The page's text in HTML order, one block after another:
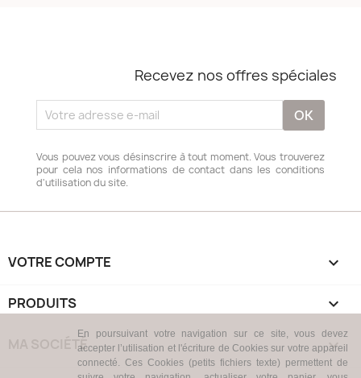
Recevez nos offres spéciales
Vous pouvez vous désinscrire à tout moment. Vous trouverez
pour cela nos informations de contact dans les conditions
d'utilisation du site.
VOTRE COMPTE 
En poursuivant votre navigation sur ce site, vous devez
accepter l’utilisation et l'écriture de Cookies sur votre appareil
connecté. Ces Cookies (petits fichiers texte) permettent de
PRODUITS 
MA SOCIÉTÉ 